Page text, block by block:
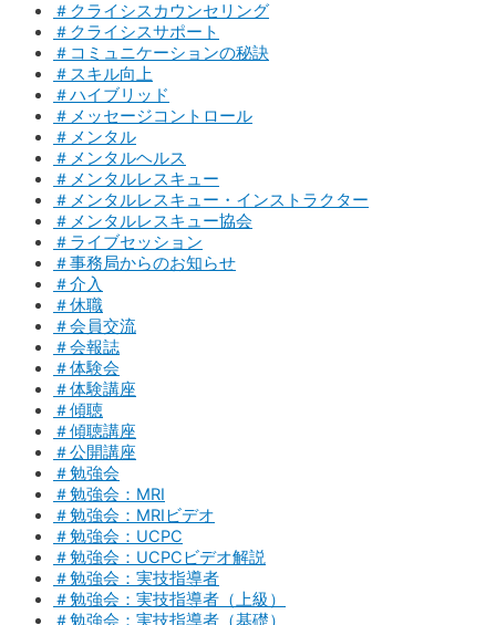
＃クライシスカウンセリング
＃クライシスサポート
＃コミュニケーションの秘訣
＃スキル向上
＃ハイブリッド
＃メッセージコントロール
＃メンタル
＃メンタルヘルス
＃メンタルレスキュー
＃メンタルレスキュー・インストラクター
＃メンタルレスキュー協会
＃ライブセッション
＃事務局からのお知らせ
＃介入
＃休職
＃会員交流
＃会報誌
＃体験会
＃体験講座
＃傾聴
＃傾聴講座
＃公開講座
＃勉強会
＃勉強会：MRI
＃勉強会：MRIビデオ
＃勉強会：UCPC
＃勉強会：UCPCビデオ解説
＃勉強会：実技指導者
＃勉強会：実技指導者（上級）
＃勉強会：実技指導者（基礎）